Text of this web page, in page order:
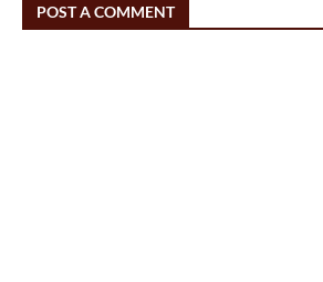
POST A COMMENT